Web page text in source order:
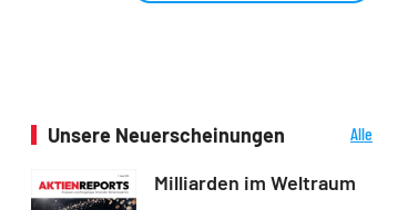
Unsere Neuerscheinungen
Alle
Milliarden im Weltraum